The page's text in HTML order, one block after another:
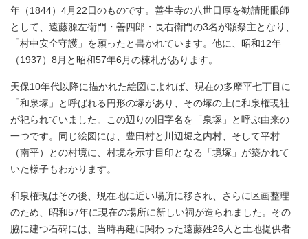
年（1844）4月22日のものです。善生寺の八世日厚を勧請開眼師
として、遠藤源左衛門・善四郎・長右衛門の3名が願祭主となり、
「村中安全守護」を願ったと書かれています。他に、昭和12年
（1937）8月と昭和57年6月の棟札があります。
天保10年代以降に描かれた絵図によれば、現在の多摩平七丁目に
「和泉塚」と呼ばれる円形の塚があり、その塚の上に和泉権現社
が祀られていました。この辺りの旧字名を「泉塚」と呼ぶ由来の
一つです。同じ絵図には、豊田村と川辺堀之内村、そして平村
（南平）との村境に、村境を示す目印となる「境塚」が築かれて
いた様子もわかります。
和泉権現はその後、現在地に近い場所に移され、さらに区画整理
のため、昭和57年に現在の場所に新しい祠が造られました。その
脇に建つ石碑には、当時再建に関わった遠藤姓26人と土地提供者